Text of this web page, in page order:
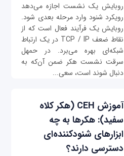
روبایش یک نشست اجازه می‌دهد
رویکرد شنود وارد مرحله بعدی شود.
روبایش یک فرآیند فعال است که از
نقاط ضعف TCP / IP در یک ارتباط
شبکه‌ای بهره می‌برد. در حمهل
سرقت نشست هکر ضمن آن‌که به
دنبال شوند است، سعی...
آموزش CEH (هکر کلاه
سفید): هکرها به چه
ابزارهای شنودکننده‌ای
دسترسی دارند؟